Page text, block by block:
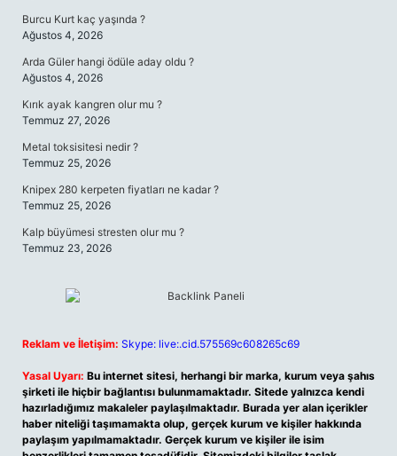
Burcu Kurt kaç yaşında ?
Ağustos 4, 2026
Arda Güler hangi ödüle aday oldu ?
Ağustos 4, 2026
Kırık ayak kangren olur mu ?
Temmuz 27, 2026
Metal toksisitesi nedir ?
Temmuz 25, 2026
Knipex 280 kerpeten fiyatları ne kadar ?
Temmuz 25, 2026
Kalp büyümesi stresten olur mu ?
Temmuz 23, 2026
Reklam ve İletişim: Skype: live:.cid.575569c608265c69
Yasal Uyarı: Bu internet sitesi, herhangi bir marka, kurum veya şahıs
şirketi ile hiçbir bağlantısı bulunmamaktadır. Sitede yalnızca kendi
hazırladığımız makaleler paylaşılmaktadır. Burada yer alan içerikler
haber niteliği taşımamakta olup, gerçek kurum ve kişiler hakkında
paylaşım yapılmamaktadır. Gerçek kurum ve kişiler ile isim